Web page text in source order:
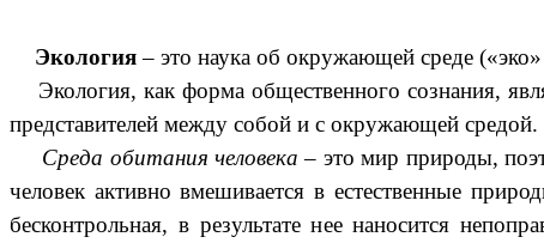
Экология– это наука об окружающей среде
Экология, как форма общественного сознания,
представителей между собой и с окружающей средой.
Среда обитания человека – это мир природы,
человек активно вмешивается в естественные
бесконтрольная, в результате нее наносится